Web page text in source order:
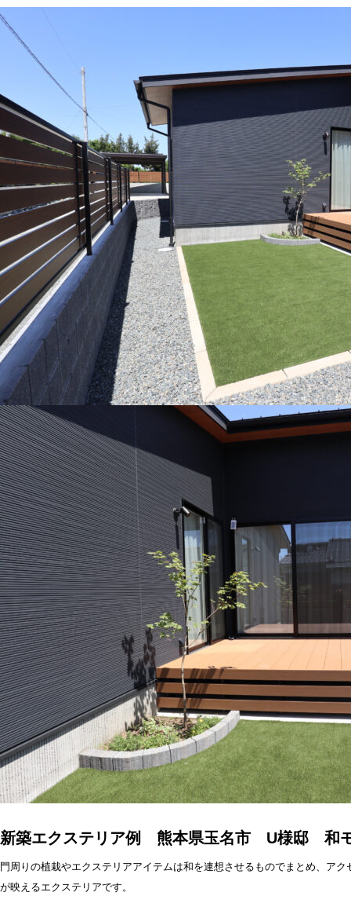
新築エクステリア例 熊本県玉名市 U様邸 和
門周りの植栽やエクステリアアイテムは和を連想させるものでまとめ、ア
が映えるエクステリアです。